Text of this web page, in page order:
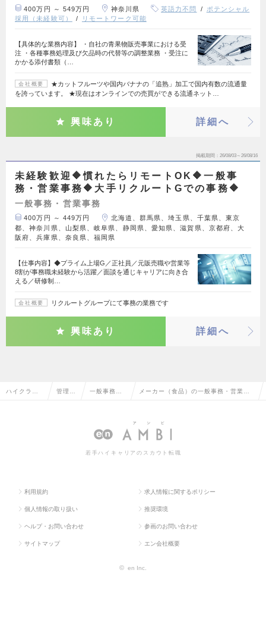
400万円 ～ 549万円 神奈川県 英語力不問
ポテンシャル
採用（未経験可）
リモートワーク可能
【具体的な業務内容】 ・自社の青果物販売事業における受
注 ・各種事務処理及び欠品時の代替等の調整業務 ・受注に
かかる添付書類（…
会社概要
★カットフルーツや国内バナナの「追熟」加工で国内有数の流通量
を誇っています。 ★現在はオンラインでの売買ができる流通ネット…
興味あり 詳細へ
掲載期間 26/08/03～26/08/16
未経験歓迎🔶慣れたらリモートOK🔶一般事
務・営業事務🔶大手リクルートGでの事務🔶
一般事務・営業事務
400万円 ～ 449万円
北海道、群馬県、埼玉県、千葉県、東京
都、神奈川県、山梨県、岐阜県、静岡県、愛知県、滋賀県、京都府、大
阪府、兵庫県、奈良県、福岡県
【仕事内容】◆プライム上場G／正社員／元販売職や営業等
8割が事務職未経験から活躍／面談を通じキャリアに向き合
える／研修制…
会社概要 リクルートグループにて事務の業務です
興味あり 詳細へ
ハイクラス 管理部 一般事務・ メーカー（食品）の一般事務・営業事
若手ハイキャリアのスカウト転職
利用規約 求人情報に関するポリシー
個人情報の取り扱い 推奨環境
ヘルプ・お問い合わせ 参画のお問い合わせ
サイトマップ エン会社概要
© en Inc.